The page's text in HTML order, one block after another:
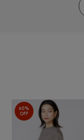
60%
OFF